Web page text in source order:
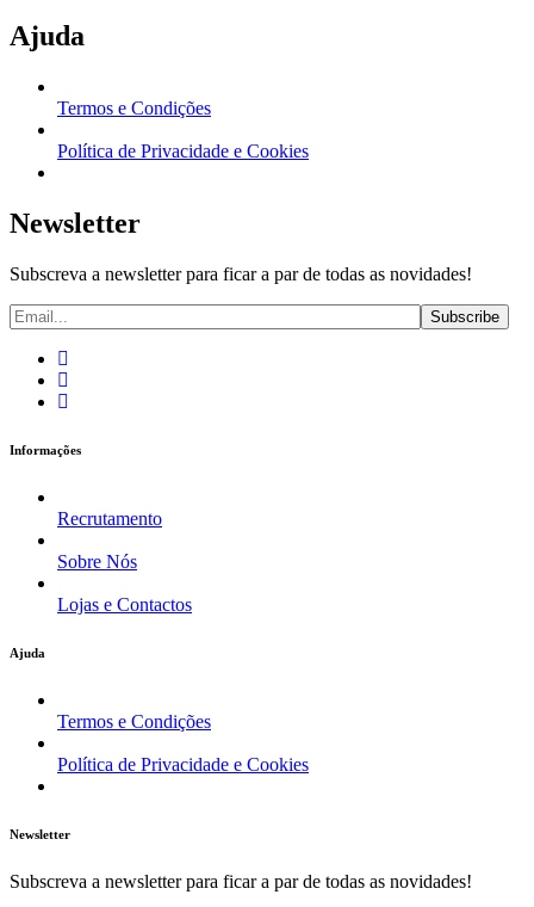
Ajuda
Termos e Condições
Política de Privacidade e Cookies
Newsletter
Subscreva a newsletter para ficar a par de todas as novidades!
Informações
Recrutamento
Sobre Nós
Lojas e Contactos
Ajuda
Termos e Condições
Política de Privacidade e Cookies
Newsletter
Subscreva a newsletter para ficar a par de todas as novidades!